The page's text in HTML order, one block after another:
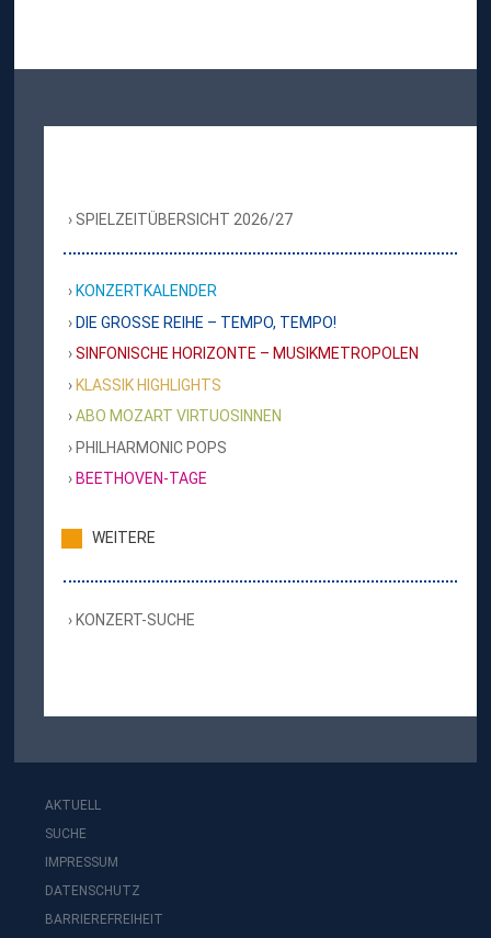
SPIELZEITÜBERSICHT 2026/27
KONZERTKALENDER
DIE GROSSE REIHE – TEMPO, TEMPO!
SINFONISCHE HORIZONTE – MUSIKMETROPOLEN
KLASSIK HIGHLIGHTS
ABO MOZART VIRTUOSINNEN
PHILHARMONIC POPS
BEETHOVEN-TAGE
WEITERE
KONZERT-SUCHE
AKTUELL
SUCHE
IMPRESSUM
DATENSCHUTZ
BARRIEREFREIHEIT